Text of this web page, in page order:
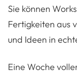
Sie können
Fertigkeiten aus
und Ideen in
Eine Woche